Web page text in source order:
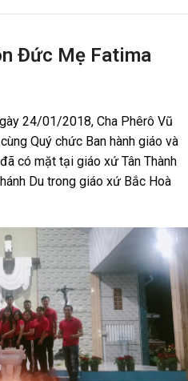
Đức Mẹ Fatima
24/01/2018, Cha Phêrô Vũ
Quý chức Ban hành giáo và
có mặt tại giáo xứ Tân Thành
Du trong giáo xứ Bắc Hoà